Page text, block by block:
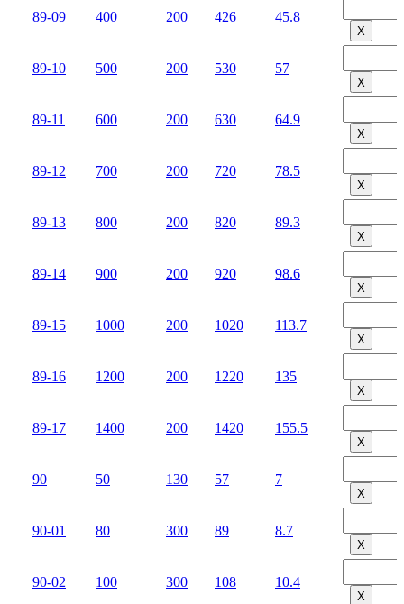
89-09 400 200 426 45.8
Х
89-10 500 200 530 57
Х
89-11 600 200 630 64.9
Х
89-12 700 200 720 78.5
Х
89-13 800 200 820 89.3
Х
89-14 900 200 920 98.6
Х
89-15 1000 200 1020 113.7
Х
89-16 1200 200 1220 135
Х
89-17 1400 200 1420 155.5
Х
90 50 130 57 7
Х
90-01 80 300 89 8.7
Х
90-02 100 300 108 10.4
Х